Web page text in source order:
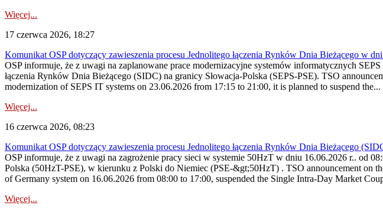
Więcej...
17 czerwca 2026, 18:27
Komunikat OSP dotyczący zawieszenia procesu Jednolitego łączenia Rynków Dnia Bieżącego w
OSP informuje, że z uwagi na zaplanowane prace modernizacyjne systemów informatycznych
łączenia Rynków Dnia Bieżącego (SIDC) na granicy Słowacja-Polska (SEPS-PSE). TSO
modernization of SEPS IT systems on 23.06.2026 from 17:15 to 21:00, it is planned to suspend the...
Więcej...
16 czerwca 2026, 08:23
Komunikat OSP dotyczący zawieszenia procesu Jednolitego łączenia Rynków Dnia Bieżącego
OSP informuje, że z uwagi na zagrożenie pracy sieci w systemie 50HzT w dniu 16.06.2026 r.. od
Polska (50HzT-PSE), w kierunku z Polski do Niemiec (PSE-&gt;50HzT) . TSO announcement on
of Germany system on 16.06.2026 from 08:00 to 17:00, suspended the Single Intra-Day Market
Więcej...